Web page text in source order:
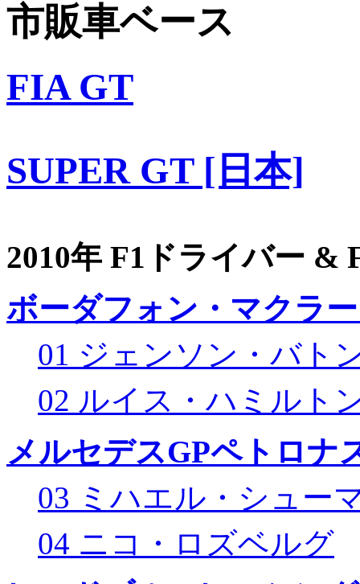
市販車ベース
FIA GT
SUPER GT [日本]
2010年 F1ドライバー &
ボーダフォン・マクラ
01 ジェンソン・バト
02 ルイス・ハミルト
メルセデスGPペトロナ
03 ミハエル・シュー
04 ニコ・ロズベルグ